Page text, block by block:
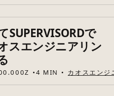
SUPERVISORDで
スエンジニアリン
4 MIN カオスエンジ